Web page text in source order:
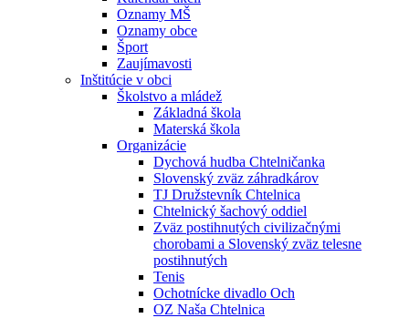
Oznamy MŠ
Oznamy obce
Šport
Zaujímavosti
Inštitúcie v obci
Školstvo a mládež
Základná škola
Materská škola
Organizácie
Dychová hudba Chtelničanka
Slovenský zväz záhradkárov
TJ Družstevník Chtelnica
Chtelnický šachový oddiel
Zväz postihnutých civilizačnými
chorobami a Slovenský zväz telesne
postihnutých
Tenis
Ochotnícke divadlo Och
OZ Naša Chtelnica